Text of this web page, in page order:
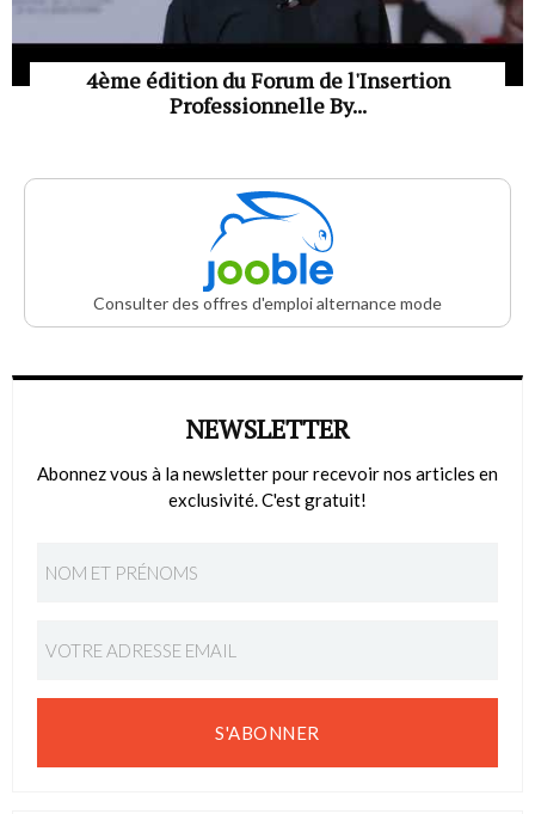
4ème édition du Forum de l'Insertion
Professionnelle By...
Consulter des offres d'emploi alternance mode
NEWSLETTER
Abonnez vous à la newsletter pour recevoir nos articles en
exclusivité. C'est gratuit!
S'ABONNER